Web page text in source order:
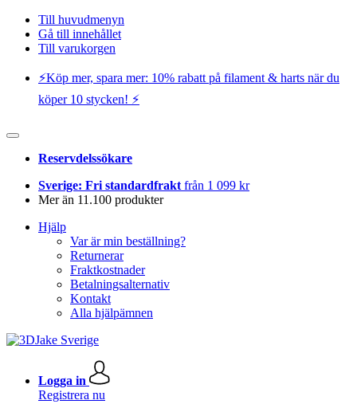
Till huvudmenyn
Gå till innehållet
Till varukorgen
⚡️Köp mer, spara mer: 10% rabatt på filament & harts när du
köper 10 stycken! ⚡️
Reservdelssökare
Sverige: Fri standardfrakt från 1 099 kr
Mer än 11.100 produkter
Hjälp
Var är min beställning?
Returnerar
Fraktkostnader
Betalningsalternativ
Kontakt
Alla hjälpämnen
Logga in
Registrera nu